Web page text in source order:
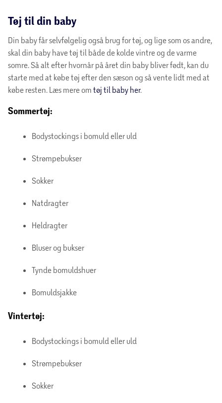
Tøj til din baby
Din baby får selvfølgelig også brug for tøj, og lige som os andre,
skal din baby have tøj til både de kolde vintre og de varme
somre. Så alt efter hvornår på året din baby bliver født, kan du
starte med at købe tøj efter den sæson og så vente lidt med at
købe resten. Læs mere om tøj til baby her.
Sommertøj:
Bodystockings i bomuld eller uld
Strømpebukser
Sokker
Natdragter
Heldragter
Bluser og bukser
Tynde bomuldshuer
Bomuldsjakke
Vintertøj:
Bodystockings i bomuld eller uld
Strømpebukser
Sokker